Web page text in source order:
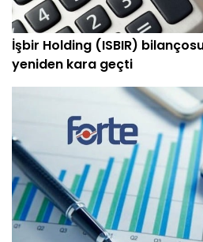
İşbir Holding (ISBIR)
yeniden kara geçti